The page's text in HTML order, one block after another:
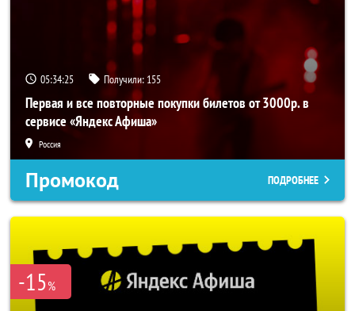
05:34:25 Получили: 155
Первая и все повторные покупки билетов от 3000р. в
сервисе «Яндекс Афиша»
Россия
Промокод ПОДРОБНЕЕ
-15%